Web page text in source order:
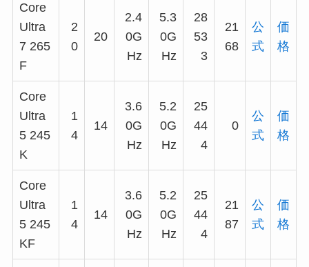
Core
Ultra
7 265
F
2
0
20
2.4
0G
Hz
5.3
0G
Hz
28
53
3
21
68
公
式
価
格
Core
Ultra
5 245
K
1
4
14
3.6
0G
Hz
5.2
0G
Hz
25
44
4
0
公
式
価
格
Core
Ultra
5 245
KF
1
4
14
3.6
0G
Hz
5.2
0G
Hz
25
44
4
21
87
公
式
価
格